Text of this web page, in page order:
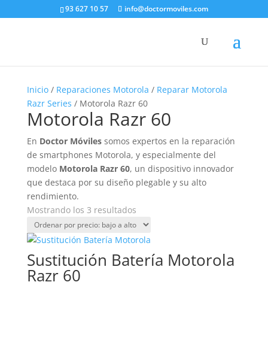
93 627 10 57 info@doctormoviles.com
Inicio/ Reparaciones Motorola / Reparar Motorola
Razr Series / Motorola Razr 60
Motorola Razr 60
En Doctor Móvilessomos expertos en la reparación
de smartphones Motorola, y especialmente del
modelo Motorola Razr 60, un dispositivo innovador
que destaca por su diseño plegable y su alto
rendimiento.
Mostrando los 3 resultadosOrdenado
por
precio:
a
Sustitución Batería Motorola
Razr 60